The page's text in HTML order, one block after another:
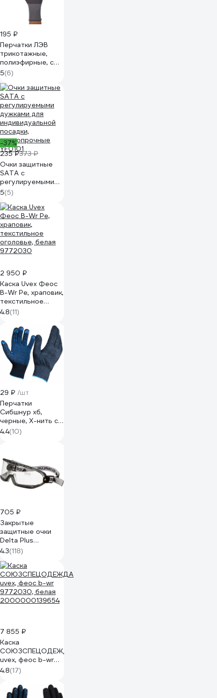
195 ₽
Перчатки ЛЭВ
трикотажные,
полиэфирные, с
нитриловым
покрытиеми, ПВХ
напылением
168083/7
5(6)
-37%
235 ₽373 ₽
Очки защитные
SATA с
регулируемыми
дужками для
индивидуальной
посадки,
ударопрочные
YF0101
5(5)
2 950 ₽
Каска Uvex Феос
B-Wr Pe, храповик,
текстильное
оголовье, белая
9772030
4.8(11)
29 ₽ /шт
Перчатки
Сибшнур хб,
черные, Х-нить с
ПВХ 70073
4.4(10)
705 ₽
Закрытые
защитные очки
Delta Plus
GALERAS
прозрачные
GALERVI
4.3(118)
7 855 ₽
Каска
СОЮЗСПЕЦОДЕЖДА
uvex, феос b-wr
9772030, белая
2000000139654
4.8(17)